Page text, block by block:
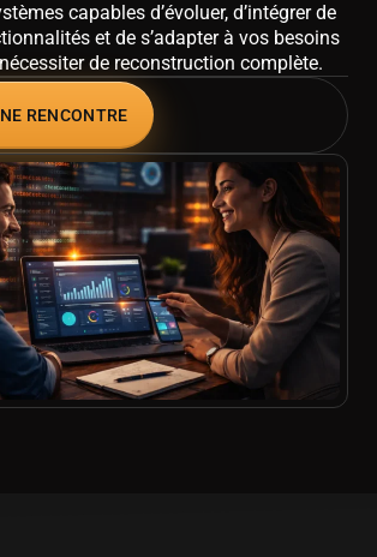
capables d’évoluer, d’intégrer de
et de s’adapter à vos besoins
de reconstruction complète.
RENCONTRE